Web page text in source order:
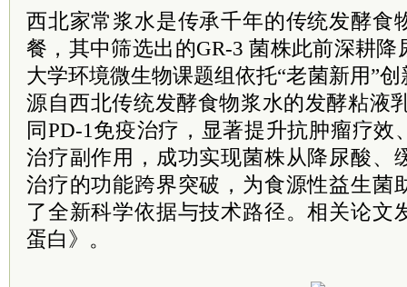
西北家常浆水是传承千年的传统发酵食
餐，其中筛选出的GR-3 菌株此前深耕
大学环境微生物课题组依托“老菌新用”
源自西北传统发酵食物浆水的发酵粘液
同PD-1免疫治疗，显著提升抗肿瘤疗效
治疗副作用，成功实现菌株从降尿酸、
治疗的功能跨界突破，为食源性益生菌
了全新科学依据与技术路径。相关论文
蛋白》。